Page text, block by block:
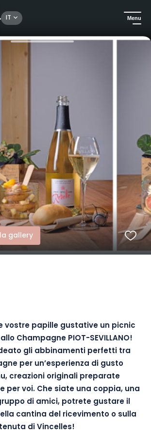
IT Menu
ed enoturismo Picnic gastronomico – Champagne Piot-Sevillano
gallery
vostre papille gustative un picnic
Champagne PIOT-SEVILLANO!
gli abbinamenti perfetti tra
per un’esperienza di gusto
creazioni originali preparate
per voi. Che siate una coppia, una
di amici, potrete gustare il
cantina del ricevimento o sulla
di Vincelles!